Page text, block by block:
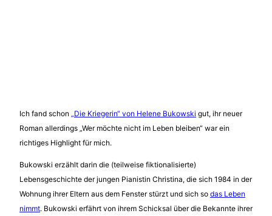
Ich fand schon „Die Kriegerin“ von Helene Bukowski gut, ihr neuer
Roman allerdings „Wer möchte nicht im Leben bleiben“ war ein
richtiges Highlight für mich.
Bukowski erzählt darin die (teilweise fiktionalisierte)
Lebensgeschichte der jungen Pianistin Christina, die sich 1984 in der
Wohnung ihrer Eltern aus dem Fenster stürzt und sich so das Leben
nimmt. Bukowski erfährt von ihrem Schicksal über die Bekannte ihrer